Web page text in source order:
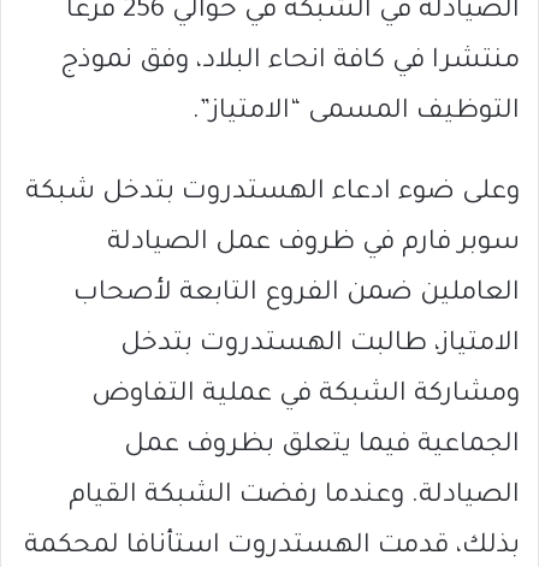
الصيادلة في الشبكة في حوالي 256 فرعًا
منتشرا في كافة انحاء البلاد، وفق نموذج
التوظيف المسمى “الامتياز”.
وعلى ضوء ادعاء الهستدروت بتدخل شبكة
سوبر فارم في ظروف عمل الصيادلة
العاملين ضمن الفروع التابعة لأصحاب
الامتياز، طالبت الهستدروت بتدخل
ومشاركة الشبكة في عملية التفاوض
الجماعية فيما يتعلق بظروف عمل
الصيادلة. وعندما رفضت الشبكة القيام
بذلك، قدمت الهستدروت استأنافا لمحكمة